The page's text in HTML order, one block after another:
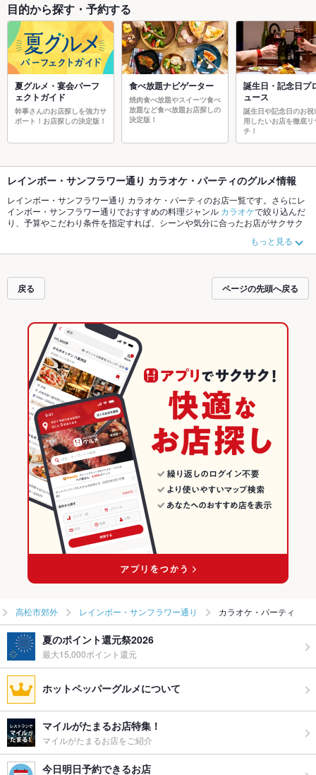
目的から探す・予約する
夏グルメ・宴会パーフ
ェクトガイド
幹事さんのお店探しを強力サ
ポート！お店探しの決定版！
食べ放題ナビゲーター
焼肉食べ放題やスイーツ食べ
放題など食べ放題お店探しの
決定版！
誕生日・記念日プ
ュース
誕生日や記念日のお祝
用したいお店を徹底リ
チ！
レインボー・サンフラワー通り カラオケ・パーティのグルメ情報
レインボー・サンフラワー通り カラオケ・パーティのお店一覧です。さらにレ
インボー・サンフラワー通りでおすすめの料理ジャンル カラオケで絞り込んだ
り、予算やこだわり条件を指定すれば、シーンや気分に合ったお店がサクサク
メニューや季節のおすすめ料理など、お店の最新情報をご紹介しているので安
心！24時間使える簡単便利なネット予約が使えるお店も拡大中です。友達どう
トペッパーグルメをご利用ください。
もっと見る
戻る ページの先頭へ戻る
高松市郊外 レインボー・サンフラワー通り カラオケ・パーティ
夏のポイント還元祭2026
最大15,000ポイント還元
ホットペッパーグルメについて
マイルがたまるお店特集！
マイルがたまるお店をご紹介
今日明日予約できるお店